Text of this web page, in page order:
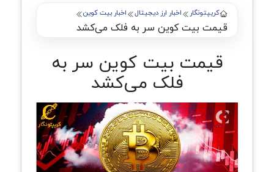
کریپتونگار اخبار ارز دیجیتال اخبار بیت کوین
قیمت بیت کوین سر به فلک می‌کشد
قیمت بیت کوین سر به
فلک می‌کشد